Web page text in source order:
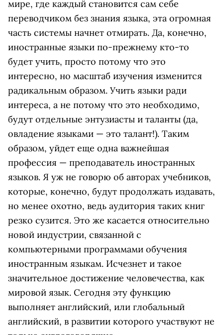
мире, где каждый становится сам себе
переводчиком без знания языка, эта огромная
часть системы начнет отмирать. Да, конечно,
иностранные языки по-прежнему кто-то
будет учить, просто потому что это
интересно, но масштаб изучения изменится
радикальным образом. Учить языки ради
интереса, а не потому что это необходимо,
будут отдельные энтузиасты и таланты (да,
овладение языками — это талант!). Таким
образом, уйдет еще одна важнейшая
профессия — преподаватель иностранных
языков. Я уж не говорю об авторах учебников,
которые, конечно, будут продолжать издавать,
но менее охотно, ведь аудитория таких книг
резко сузится. Это же касается относительно
новой индустрии, связанной с
компьютерными программами обучения
иностранным языкам. Исчезнет и такое
значительное достижение человечества, как
мировой язык. Сегодня эту функцию
выполняет английский, или глобальный
английский, в развитии которого участвуют не